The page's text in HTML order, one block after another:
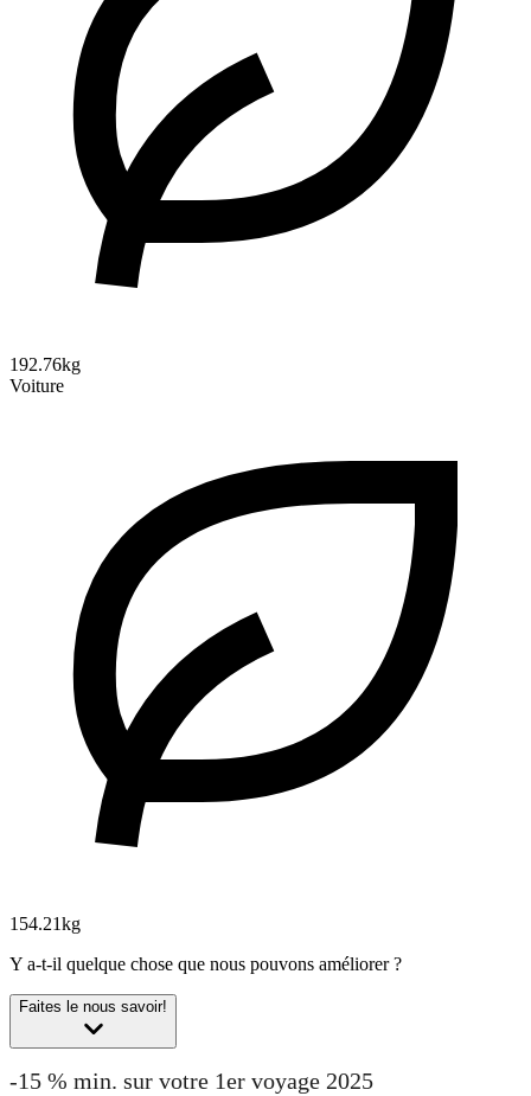
192.76kg
Voiture
154.21kg
Y a-t-il quelque chose que nous pouvons améliorer ?
Faites le nous savoir!
-15 % min. sur votre 1er voyage 2025